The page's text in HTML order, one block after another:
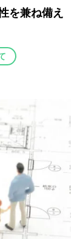
を兼ね備え